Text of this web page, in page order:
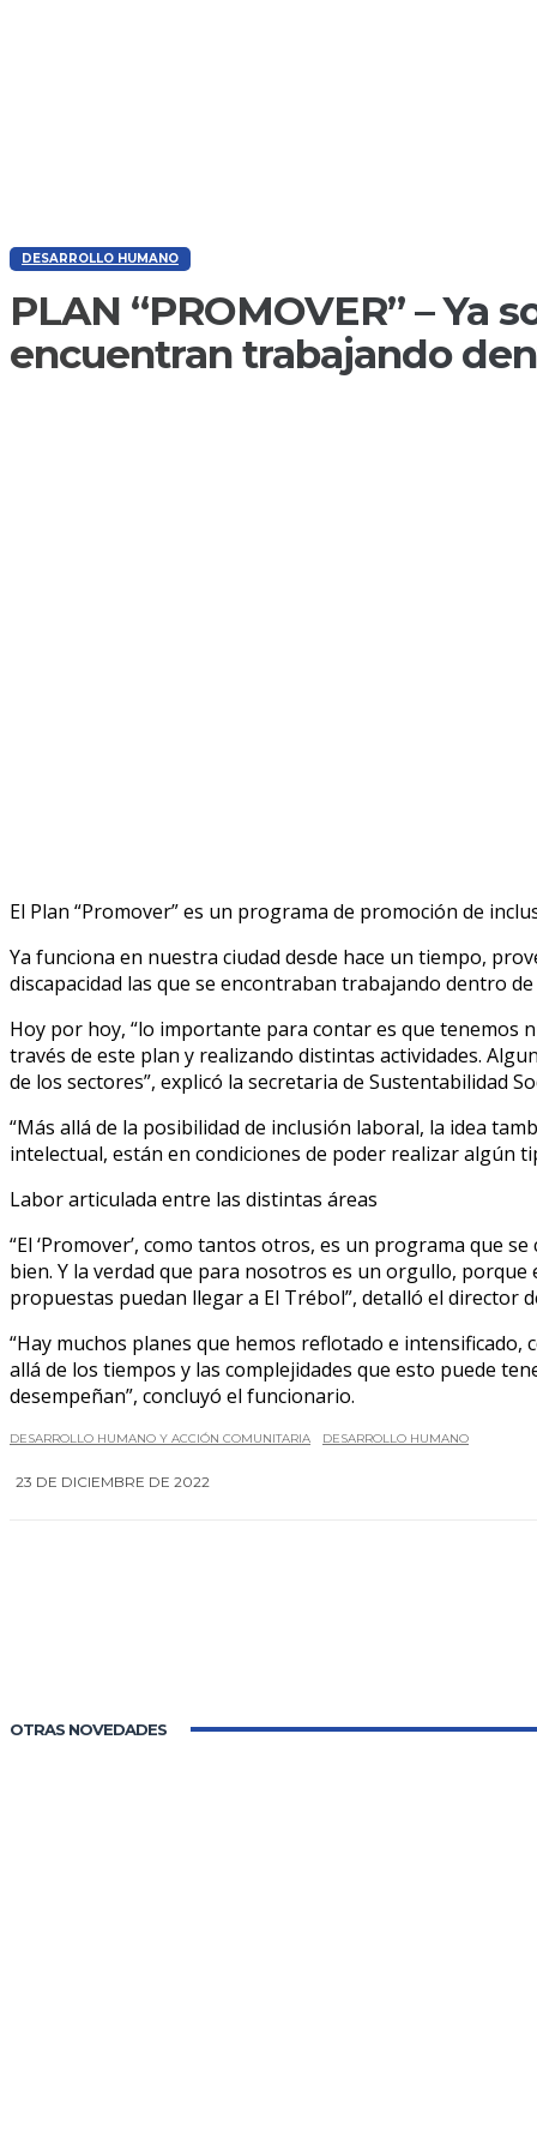
DESARROLLO HUMANO
PLAN “PROMOVER” –
encuentran trabajando
El Plan “Promover” es un programa de promoción de
Ya funciona en nuestra ciudad desde hace un tiempo,
discapacidad las que se encontraban trabajando dentro
Hoy por hoy, “lo importante para contar es que tenemos
través de este plan y realizando distintas actividades.
de los sectores”, explicó la secretaria de Sustentabilidad
“Más allá de la posibilidad de inclusión laboral, la idea
intelectual, están en condiciones de poder realizar algún
Labor articulada entre las distintas áreas
“El ‘Promover’, como tantos otros, es un programa que
bien. Y la verdad que para nosotros es un orgullo,
propuestas puedan llegar a El Trébol”, detalló el director
“Hay muchos planes que hemos reflotado e
allá de los tiempos y las complejidades que esto puede
desempeñan”, concluyó el funcionario.
DESARROLLO HUMANO Y ACCIÓN COMUNITARIA DESARROLLO HUMANO
23 DE DICIEMBRE DE 2022
OTRAS NOVEDADES